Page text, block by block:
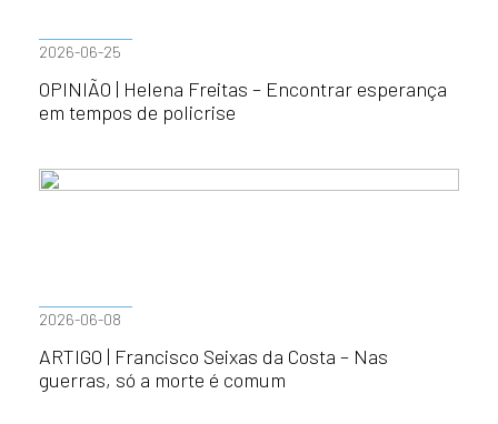
2026-06-25
OPINIÃO | Helena Freitas – Encontrar esperança
em tempos de policrise
2026-06-08
ARTIGO | Francisco Seixas da Costa – Nas
guerras, só a morte é comum